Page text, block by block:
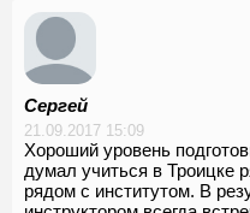
Сергей
21.09.2017 15:09
Хороший уровень
думал учиться в Троицке
рядом с институтом. В